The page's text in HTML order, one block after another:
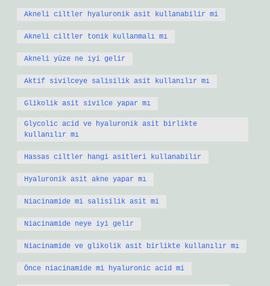
Akneli ciltler hyaluronik asit kullanabilir mi
Akneli ciltler tonik kullanmalı mı
Akneli yüze ne iyi gelir
Aktif sivilceye salisilik asit kullanılır mı
Glikolik asit sivilce yapar mı
Glycolic acid ve hyaluronik asit birlikte
kullanılır mı
Hassas ciltler hangi asitleri kullanabilir
Hyaluronik asit akne yapar mı
Niacinamide mi salisilik asit mi
Niacinamide neye iyi gelir
Niacinamide ve glikolik asit birlikte kullanılır mı
Önce niacinamide mi hyaluronic acid mi